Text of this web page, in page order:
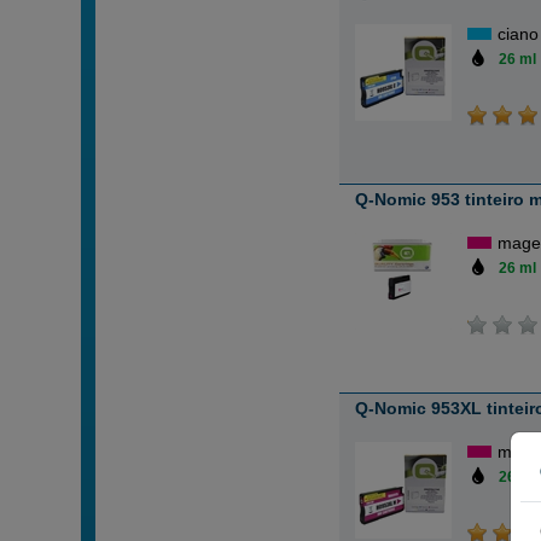
ciano
26 ml
Q-Nomic 953 tinteiro
26 ml
Q-Nomic 953XL
26 ml